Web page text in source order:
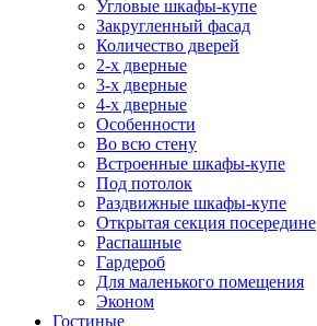
Угловые шкафы-купе
Закругленный фасад
Количество дверей
2-х дверные
3-х дверные
4-х дверные
Особенности
Во всю стену
Встроенные шкафы-купе
Под потолок
Раздвижные шкафы-купе
Открытая секция посередине
Распашные
Гардероб
Для маленького помещения
Эконом
Гостиные